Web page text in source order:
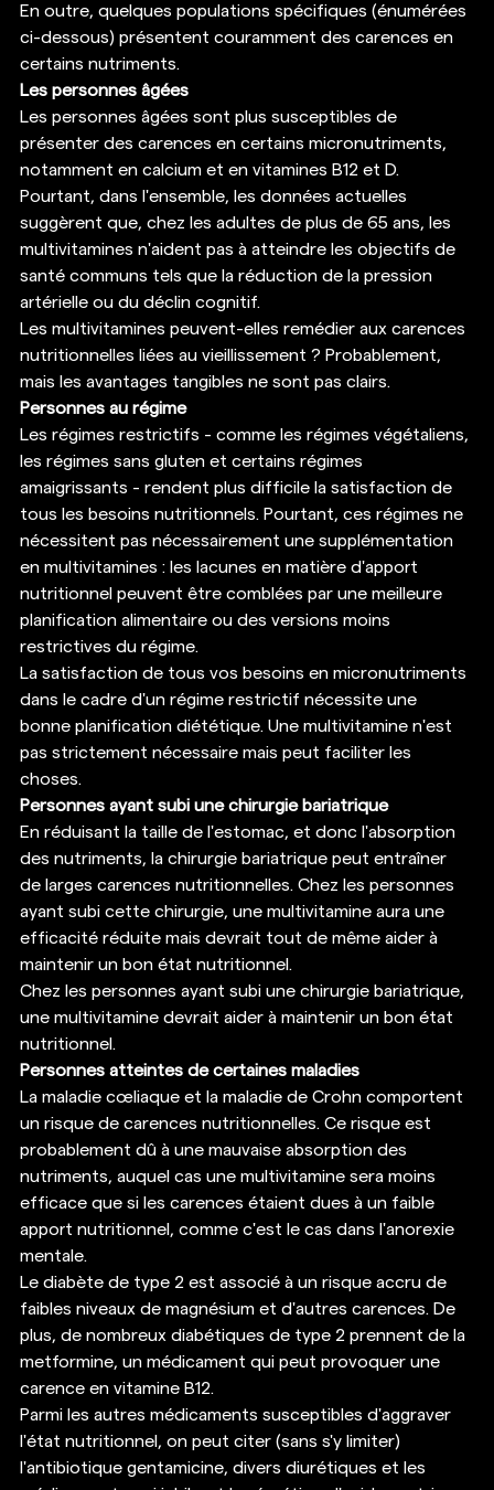
En outre, quelques populations spécifiques (énumérées
ci-dessous) présentent couramment des carences en
certains nutriments.
Les personnes âgées
Les personnes âgées sont plus susceptibles de
présenter des carences en certains micronutriments,
notamment en calcium et en vitamines B12 et D.
Pourtant, dans l'ensemble, les données actuelles
suggèrent que, chez les adultes de plus de 65 ans, les
multivitamines n'aident pas à atteindre les objectifs de
santé communs tels que la réduction de la pression
artérielle ou du déclin cognitif.
Les multivitamines peuvent-elles remédier aux carences
nutritionnelles liées au vieillissement ? Probablement,
mais les avantages tangibles ne sont pas clairs.
Personnes au régime
Les régimes restrictifs - comme les régimes végétaliens,
les régimes sans gluten et certains régimes
amaigrissants - rendent plus difficile la satisfaction de
tous les besoins nutritionnels. Pourtant, ces régimes ne
nécessitent pas nécessairement une supplémentation
en multivitamines : les lacunes en matière d'apport
nutritionnel peuvent être comblées par une meilleure
planification alimentaire ou des versions moins
restrictives du régime.
La satisfaction de tous vos besoins en micronutriments
dans le cadre d'un régime restrictif nécessite une
bonne planification diététique. Une multivitamine n'est
pas strictement nécessaire mais peut faciliter les
choses.
Personnes ayant subi une chirurgie bariatrique
En réduisant la taille de l'estomac, et donc l'absorption
des nutriments, la chirurgie bariatrique peut entraîner
de larges carences nutritionnelles. Chez les personnes
ayant subi cette chirurgie, une multivitamine aura une
efficacité réduite mais devrait tout de même aider à
maintenir un bon état nutritionnel.
Chez les personnes ayant subi une chirurgie bariatrique,
une multivitamine devrait aider à maintenir un bon état
nutritionnel.
Personnes atteintes de certaines maladies
La maladie cœliaque et la maladie de Crohn comportent
un risque de carences nutritionnelles. Ce risque est
probablement dû à une mauvaise absorption des
nutriments, auquel cas une multivitamine sera moins
efficace que si les carences étaient dues à un faible
apport nutritionnel, comme c'est le cas dans l'anorexie
mentale.
Le diabète de type 2 est associé à un risque accru de
faibles niveaux de magnésium et d'autres carences. De
plus, de nombreux diabétiques de type 2 prennent de la
metformine, un médicament qui peut provoquer une
carence en vitamine B12.
Parmi les autres médicaments susceptibles d'aggraver
l'état nutritionnel, on peut citer (sans s'y limiter)
l'antibiotique gentamicine, divers diurétiques et les